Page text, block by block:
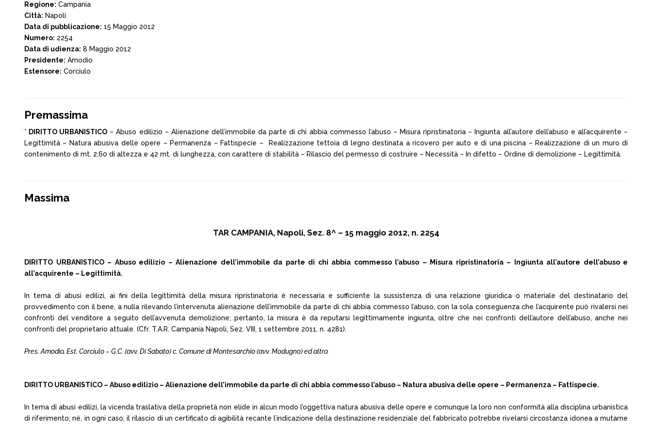
Regione: Campania
Città: Napoli
Data di pubblicazione: 15 Maggio 2012
Numero: 2254
Data di udienza: 8 Maggio 2012
Presidente: Amodio
Estensore: Corciulo
Premassima
* DIRITTO URBANISTICO – Abuso edilizio – Alienazione dell’immobile da parte di chi abbia commesso l’abuso – Misura ripristinatoria – Ingiunta all’autore dell’abuso e all’acquirente –
Legittimità – Natura abusiva delle opere – Permanenza – Fattispecie – Realizzazione tettoia di legno destinata a ricovero per auto e di una piscina – Realizzazione di un muro di
contenimento di mt. 2,60 di altezza e 42 mt. di lunghezza, con carattere di stabilità – Rilascio del permesso di costruire – Necessità – In difetto – Ordine di demolizione – Legittimità.
Massima
TAR CAMPANIA, Napoli, Sez. 8^ – 15 maggio 2012, n. 2254
DIRITTO URBANISTICO – Abuso edilizio – Alienazione dell’immobile da parte di chi abbia commesso l’abuso – Misura ripristinatoria – Ingiunta all’autore dell’abuso e
all’acquirente – Legittimità.
In tema di abusi edilizi, ai fini della legittimità della misura ripristinatoria è necessaria e sufficiente la sussistenza di una relazione giuridica o materiale del destinatario del
provvedimento con il bene, a nulla rilevando l’intervenuta alienazione dell’immobile da parte di chi abbia commesso l’abuso, con la sola conseguenza che l’acquirente può rivalersi nei
confronti del venditore a seguito dell’avvenuta demolizione; pertanto, la misura è da reputarsi legittimamente ingiunta, oltre che nei confronti dell’autore dell’abuso, anche nei
confronti del proprietario attuale. (Cfr. T.A.R. Campania Napoli, Sez. VIII, 1 settembre 2011, n. 4281).
Pres. Amodio, Est. Corciulo – G.C. (avv. Di Sabato) c. Comune di Montesarchio (avv. Modugno) ed altro.
DIRITTO URBANISTICO – Abuso edilizio – Alienazione dell’immobile da parte di chi abbia commesso l’abuso – Natura abusiva delle opere – Permanenza – Fattispecie.
In tema di abusi edilizi, la vicenda traslativa della proprietà non elide in alcun modo l’oggettiva natura abusiva delle opere e comunque la loro non conformità alla disciplina urbanistica
di riferimento; né, in ogni caso, il rilascio di un certificato di agibilità recante l’indicazione della destinazione residenziale del fabbricato potrebbe rivelarsi circostanza idonea a mutarne